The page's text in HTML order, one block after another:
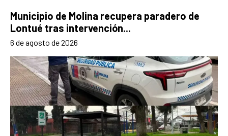
Municipio de Molina recupera paradero de
Lontué tras intervención...
6 de agosto de 2026